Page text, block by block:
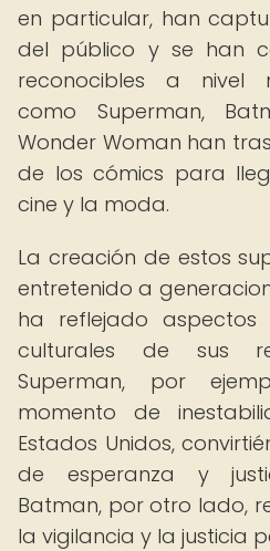
en particular, han
del público y se han
reconocibles a nivel
como Superman,
Wonder Woman han
de los cómics para
cine y la moda.
La creación de estos
entretenido a
ha reflejado aspectos
culturales de sus
Superman, por
momento de
Estados Unidos,
de esperanza y
Batman, por otro lado,
la vigilancia y la justicia